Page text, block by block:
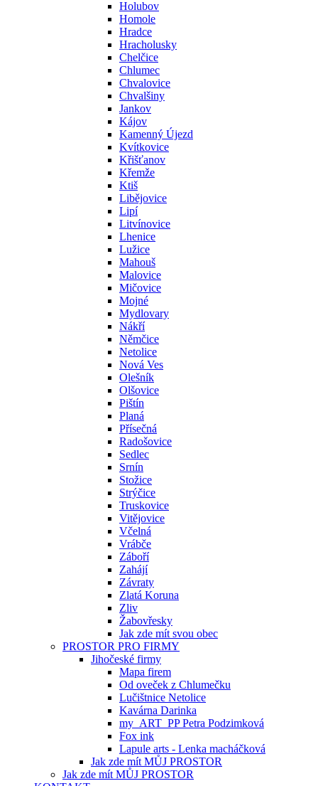
Holubov
Homole
Hradce
Hracholusky
Chelčice
Chlumec
Chvalovice
Chvalšiny
Jankov
Kájov
Kamenný Újezd
Kvítkovice
Křišťanov
Křemže
Ktiš
Libějovice
Lipí
Litvínovice
Lhenice
Lužice
Mahouš
Malovice
Mičovice
Mojné
Mydlovary
Nákří
Němčice
Netolice
Nová Ves
Olešník
Olšovice
Pištín
Planá
Přísečná
Radošovice
Sedlec
Srnín
Stožice
Strýčice
Truskovice
Vitějovice
Včelná
Vrábče
Záboří
Zahájí
Závraty
Zlatá Koruna
Zliv
Žabovřesky
Jak zde mít svou obec
PROSTOR PRO FIRMY
Jihočeské firmy
Mapa firem
Od oveček z Chlumečku
Lučištnice Netolice
Kavárna Darinka
my_ART_PP Petra Podzimková
Fox ink
Lapule arts - Lenka macháčková
Jak zde mít MŮJ PROSTOR
Jak zde mít MŮJ PROSTOR